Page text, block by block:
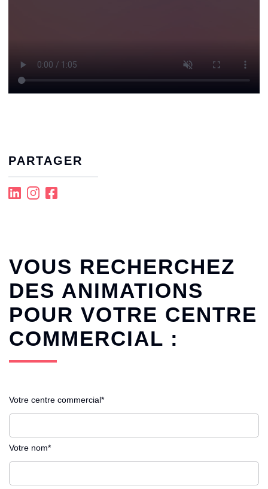
PARTAGER
VOUS RECHERCHEZ
DES ANIMATIONS
POUR VOTRE CENTRE
COMMERCIAL :
Votre centre commercial*
Votre nom*